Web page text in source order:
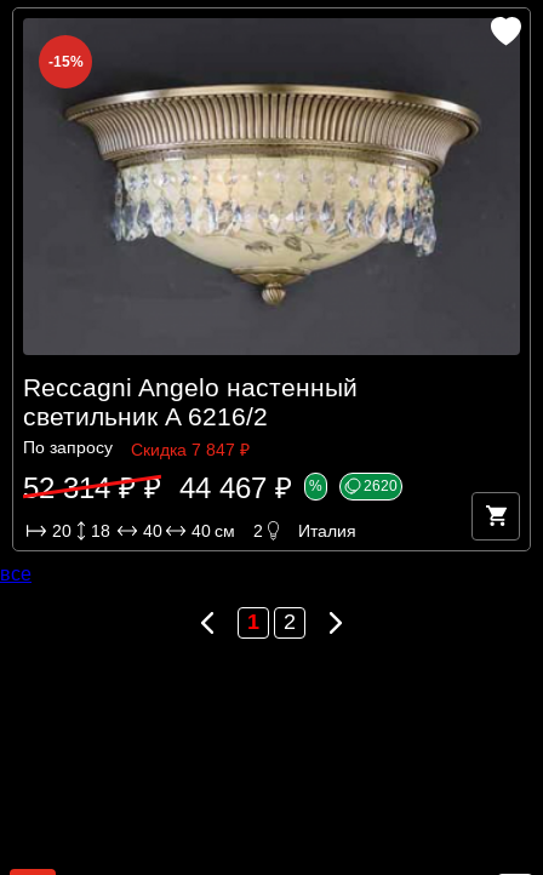
-15%
Reccagni Angelo настенный
светильник A 6216/2
По запросу Скидка 7 847 ₽
52 314 ₽ ₽ 44 467 ₽ % 2620
20 18 40 40см 2 Италия
все
Предыдущая
1 2 Следующая